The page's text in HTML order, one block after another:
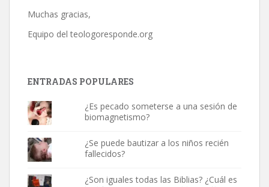
Muchas gracias,
Equipo del teologoresponde.org
ENTRADAS POPULARES
¿Es pecado someterse a una sesión de
biomagnetismo?
¿Se puede bautizar a los niños recién
fallecidos?
¿Son iguales todas las Biblias? ¿Cuál es